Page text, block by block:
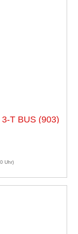
T BUS (903)
Uhr)